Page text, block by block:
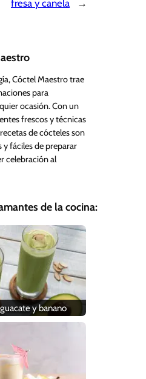
fresa y canela →
Cóctel Maestro trae
para
ocasión. Con un
frescos y técnicas
de cócteles son
y fáciles de preparar
celebración al
de la cocina:
y banano